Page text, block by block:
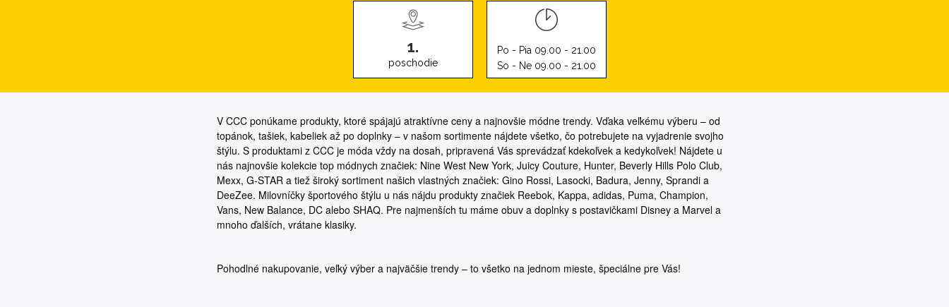
1.
poschodie
Po - Pia 09.00 - 21.00
So - Ne 09.00 - 21.00
V CCC ponúkame produkty, ktoré spájajú atraktívne ceny a najnovšie módne trendy. Vďaka veľkému výberu – od
topánok, tašiek, kabeliek až po doplnky – v našom sortimente nájdete všetko, čo potrebujete na vyjadrenie svojho
štýlu. S produktami z CCC je móda vždy na dosah, pripravená Vás sprevádzať kdekoľvek a kedykoľvek! Nájdete u
nás najnovšie kolekcie top módnych značiek: Nine West New York, Juicy Couture, Hunter, Beverly Hills Polo Club,
Mexx, G-STAR a tiež široký sortiment našich vlastných značiek: Gino Rossi, Lasocki, Badura, Jenny, Sprandi a
DeeZee. Milovníčky športového štýlu u nás nájdu produkty značiek Reebok, Kappa, adidas, Puma, Champion,
Vans, New Balance, DC alebo SHAQ. Pre najmenších tu máme obuv a doplnky s postavičkami Disney a Marvel a
mnoho ďalších, vrátane klasiky.
Pohodlné nakupovanie, veľký výber a najväčšie trendy – to všetko na jednom mieste, špeciálne pre Vás!